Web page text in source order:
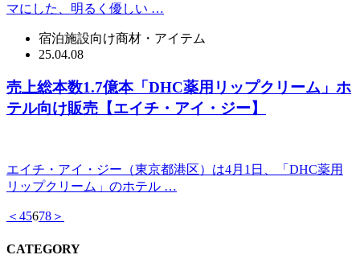
マにした、明るく優しい …
宿泊施設向け商材・アイテム
25.04.08
売上総本数1.7億本「DHC薬用リップクリーム」ホ
テル向け販売【エイチ・アイ・ジー】
エイチ・アイ・ジー（東京都港区）は4月1日、「DHC薬用
リップクリーム」のホテル …
＜ 45678 ＞
CATEGORY